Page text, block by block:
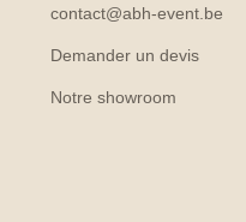
contact@abh-event.be
Demander un devis
Notre showroom